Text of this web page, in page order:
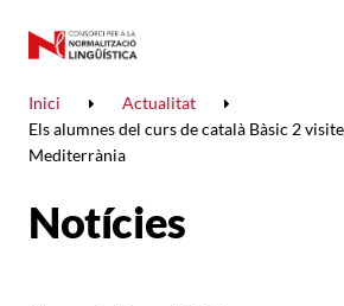
Inici
Actualitat
Els alumnes del curs de català Bàsic 2
Mediterrània
Notícies